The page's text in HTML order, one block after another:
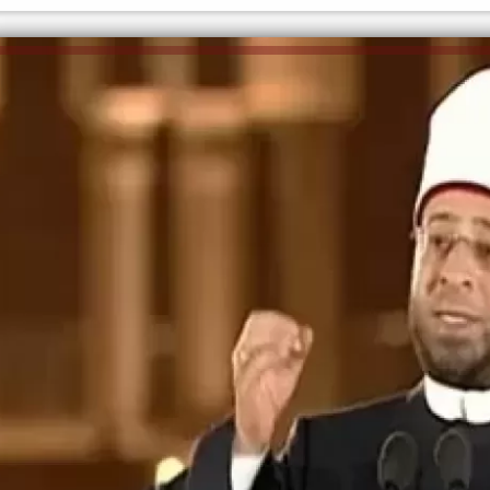
دي سياسة
الكاتبة إلهام شرشر تهنئ الرئيس
السيسي بعيد ميلاده وتُشيد بجهوده